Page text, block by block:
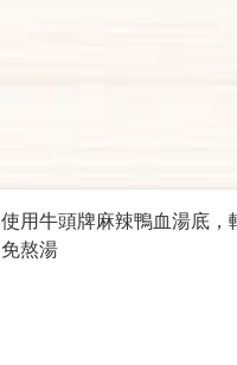
使用牛頭牌麻辣鴨血湯底，
免熬湯